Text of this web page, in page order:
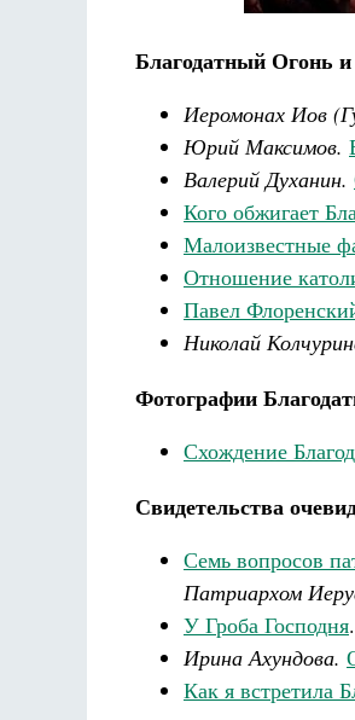
Благодатный Огонь
Иеромонах Иов
Юрий Максимов.
Валерий Духанин.
Кого обжигает
Малоизвестные
Отношение
Павел
Николай
Фотографии
Схождение
Свидетельства
Семь вопросов
Патриархом
У Гроба Господня.
Ирина Ахундова.
Как я встретила